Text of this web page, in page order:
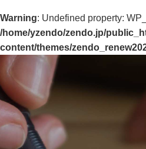
Warning: Undefined property:
/home/yzendo/zendo.jp/
content/themes/